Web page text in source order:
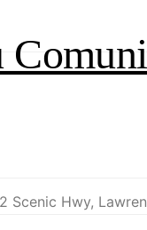
Scenic Hwy,